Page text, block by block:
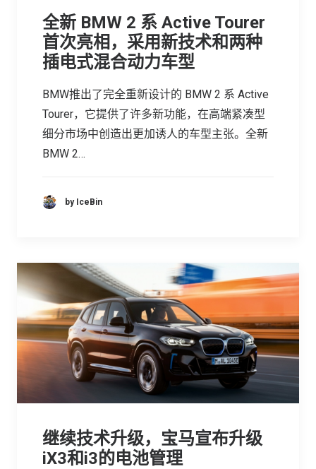
全新 BMW 2 系 Active Tourer
首次亮相，采用新技术和两种
插电式混合动力车型
BMW推出了完全重新设计的 BMW 2 系 Active
Tourer，它提供了许多新功能，在高端紧凑型
细分市场中创造出更加诱人的车型主张。全新
BMW 2…
by IceBin
继续技术升级，宝马宣布升级
iX3和i3的电池管理